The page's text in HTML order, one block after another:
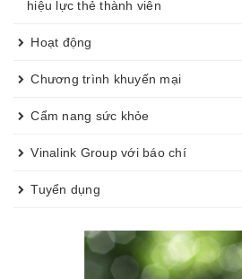
hiệu lực thẻ thành viên
Hoạt động
Chương trình khuyến mại
Cẩm nang sức khỏe
Vinalink Group với báo chí
Tuyển dụng